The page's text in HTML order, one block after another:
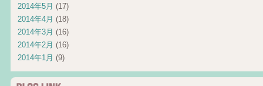
2014年5月 (17)
2014年4月 (18)
2014年3月 (16)
2014年2月 (16)
2014年1月 (9)